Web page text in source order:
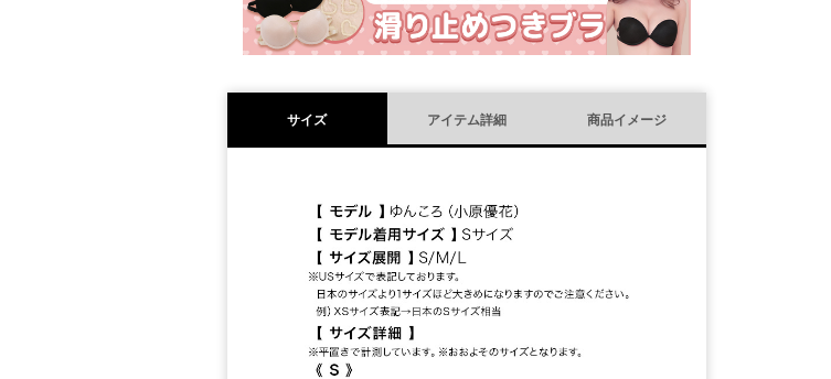
サイズ アイテム詳細 商品イメージ